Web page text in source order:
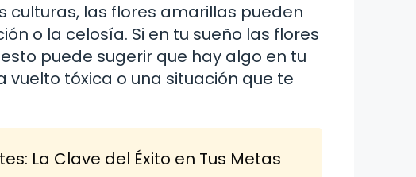
culturas, las flores amarillas pueden
o la celosía. Si en tu sueño las flores
puede sugerir que hay algo en tu
tóxica o una situación que te
La Clave del Éxito en Tus Metas